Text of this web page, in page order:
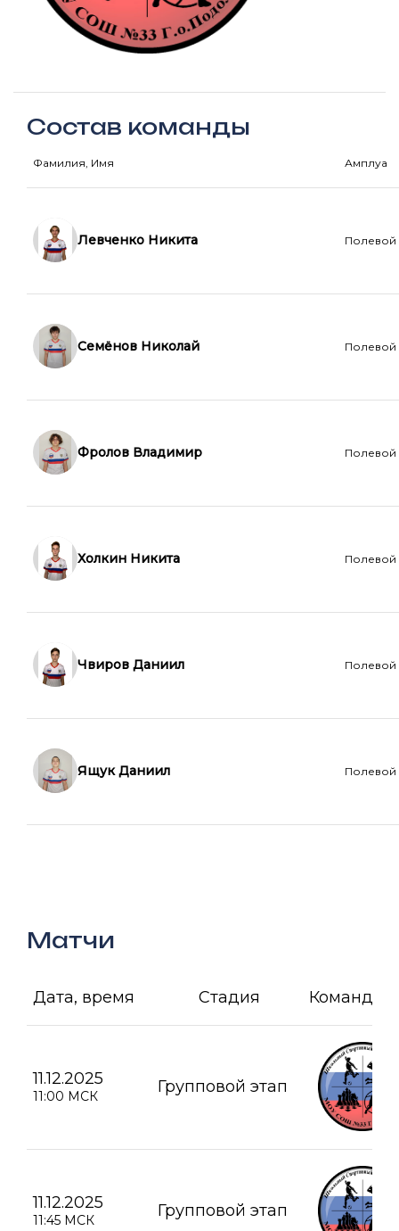
Состав команды
Фамилия, Имя Амплуа
Левченко Никита Полевой
Семёнов Николай Полевой
Фролов Владимир Полевой
Холкин Никита Полевой
Чвиров Даниил Полевой
Ящук Даниил Полевой
Матчи
Дата, время Стадия Команда А
11.12.2025
11:00 МСК Групповой этап
11.12.2025
11:45 МСК Групповой этап